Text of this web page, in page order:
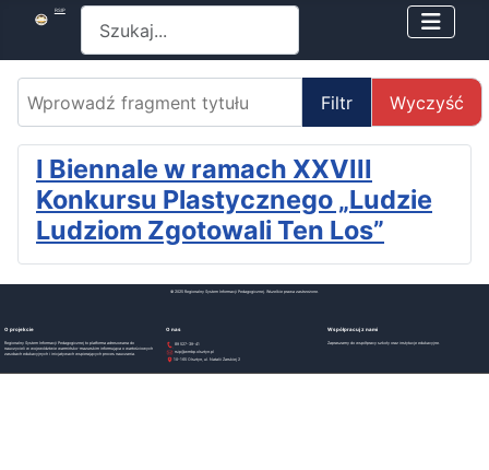
RSIP
Wprowadź fragment tytułu
Filtr Wyczyść
I Biennale w ramach XXVIII
Konkursu Plastycznego „Ludzie
Ludziom Zgotowali Ten Los”
© 2025 Regionalny System Informacji Pedagogicznej. Wszelkie prawa zastrzeżone.
O projekcie
Regionalny System Informacji Pedagogicznej to platforma adresowana do
nauczycieli w województwie warmińsko-mazurskim informująca o wartościowych
zasobach edukacyjnych i inicjatywach wspierających proces nauczania.
O nas
89 527-39-41
rsip@wmbp.olsztyn.pl
10-165 Olsztyn, ul. Natalii Żarskiej 2
Współpracuj z nami
Zapraszamy do współpracy szkoły oraz instytucje edukacyjne.